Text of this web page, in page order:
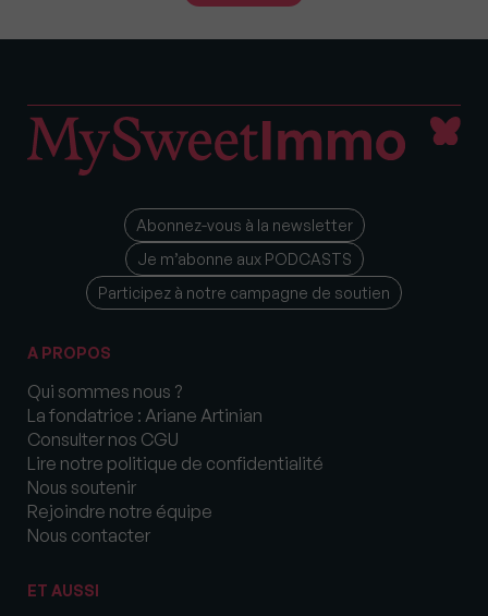
Abonnez-vous à la newsletter
Je m’abonne aux PODCASTS
Participez à notre campagne de soutien
A PROPOS
Qui sommes nous ?
La fondatrice : Ariane Artinian
Consulter nos CGU
Lire notre politique de confidentialité
Nous soutenir
Rejoindre notre équipe
Nous contacter
ET AUSSI